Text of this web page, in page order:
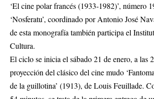
‘El cine polar francés (1933-1982)’, número
‘Nosferatu’, coordinado por Antonio José
de esta monografía también participa el
Cultura.
El ciclo se inicia el sábado 21 de enero, a las
proyección del clásico del cine mudo
de la guillotina’ (1913), de Louis Feuillade.